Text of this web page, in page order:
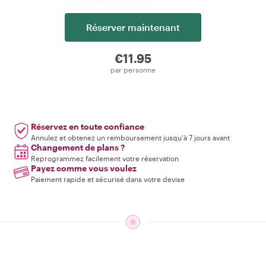
Réserver maintenant
€11.95
par personne
Réservez en toute confiance
Annulez et obtenez un remboursement jusqu'à 7 jours avant
Changement de plans ?
Reprogrammez facilement votre réservation
Payez comme vous voulez
Paiement rapide et sécurisé dans votre devise